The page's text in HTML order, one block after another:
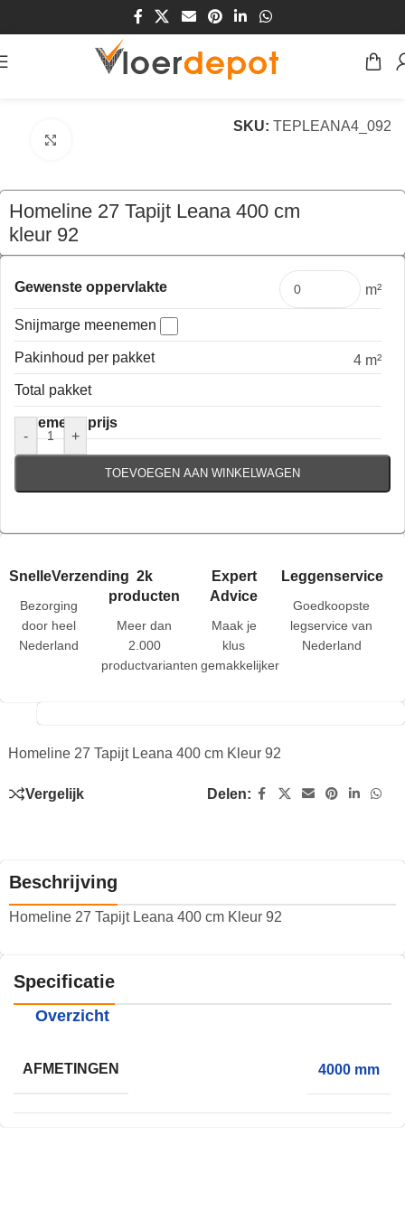
/Vloeren/Tapijt
SKU: TEPLEANA4_092
Homeline 27 Tapijt Leana 400 cm
kleur 92
€159,60 per mtr
Gewenste oppervlakte m²
Snijmarge meenemen
Pakinhoud per pakket
4 m²
Total pakket
Algemene prijs
-
+
TOEVOEGEN AAN WINKELWAGEN
SnelleVerzending
Bezorging
door heel
Nederland
2k
producten
Meer dan
2.000
productvarianten
Expert
Advice
Maak je
klus
gemakkelijker
Leggenservice
Goedkoopste
legservice van
Nederland
Homeline 27 Tapijt Leana 400 cm Kleur 92
Vergelijk Delen:
Beschrijving
Homeline 27 Tapijt Leana 400 cm Kleur 92
Specificatie
Overzicht
AFMETINGEN 4000 mm